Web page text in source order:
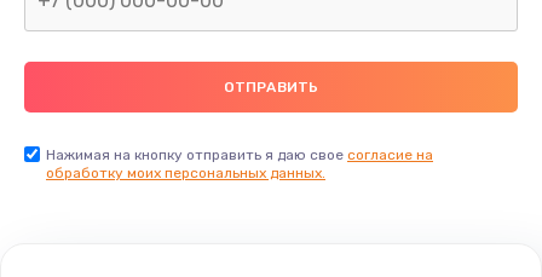
Заказать
Нажимая на кнопку отправить я даю свое согласие на
обработку моих персональных данных.